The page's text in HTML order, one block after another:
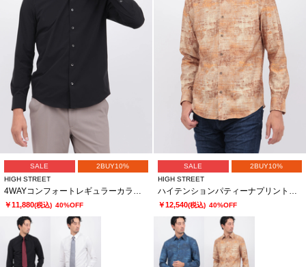
SALE
2BUY10%
HIGH STREET
4WAYコンフォートレギュラーカラーシャツ
￥11,880(税込) 40%OFF
SALE
2BUY10%
HIGH STREET
ハイテンションパティーナプリントシャツ
￥12,540(税込) 40%OFF